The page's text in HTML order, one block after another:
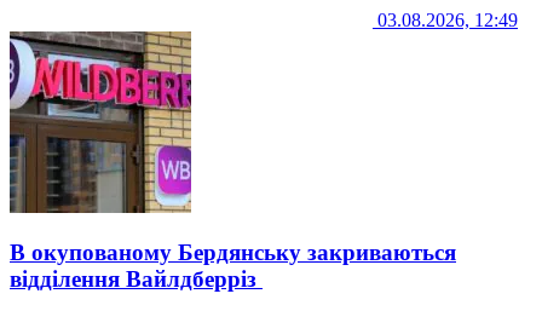
03.08.2026, 12:49
В окупованому Бердянську закриваються
відділення Вайлдберріз